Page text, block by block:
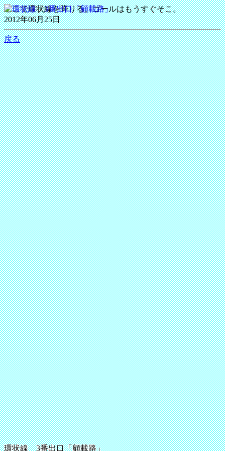
環状線 3番出口「顧載路」
ここで環状線を降りる。ゴールはもうすぐそこ。
2012年06月25日
戻る